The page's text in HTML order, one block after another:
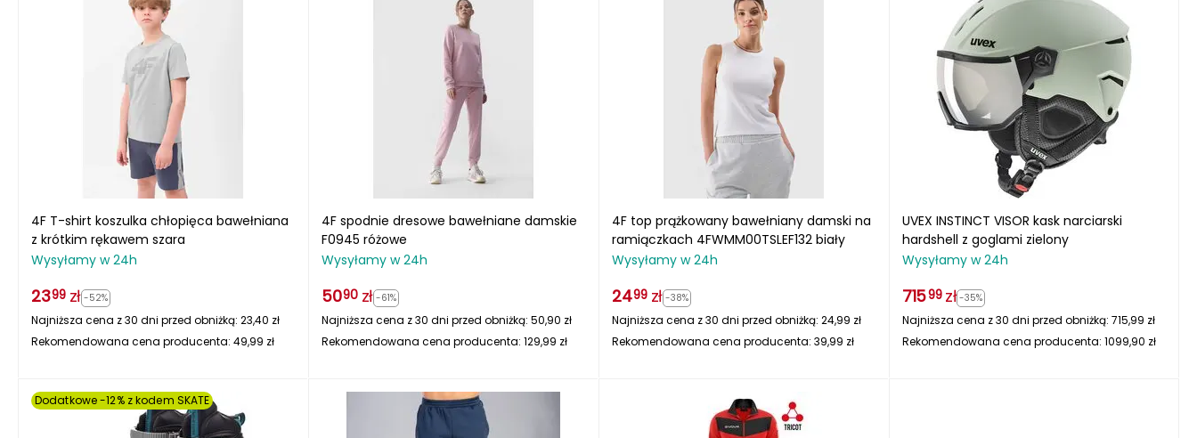
4F T-shirt koszulka chłopięca bawełniana
z krótkim rękawem szara
Wysyłamy w 24h
2399 zł -52%
Najniższa cena z 30 dni przed obniżką: 23,40 zł
Rekomendowana cena producenta: 49,99 zł
4F spodnie dresowe bawełniane damskie
F0945 różowe
Wysyłamy w 24h
5090 zł -61%
Najniższa cena z 30 dni przed obniżką: 50,90 zł
Rekomendowana cena producenta: 129,99 zł
4F top prążkowany bawełniany damski na
ramiączkach 4FWMM00TSLEF132 biały
Wysyłamy w 24h
2499 zł -38%
Najniższa cena z 30 dni przed obniżką: 24,99 zł
Rekomendowana cena producenta: 39,99 zł
UVEX INSTINCT VISOR kask narciarski
hardshell z goglami zielony
Wysyłamy w 24h
71599 zł -35%
Najniższa cena z 30 dni przed obniżką: 715,99 zł
Rekomendowana cena producenta: 1099,90 zł
Dodatkowe -12% z kodem SKATE